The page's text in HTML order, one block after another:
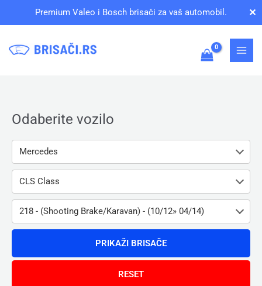
Premium Valeo i Bosch brisači za vaš automobil. ✕
Odaberite vozilo
Mercedes
CLS Class
218 - (Shooting Brake/Karavan) - (10/12» 04/14)